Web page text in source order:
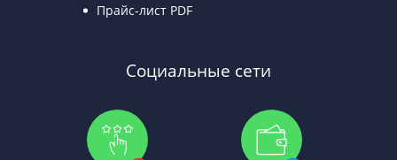
Прайс-лист PDF
Социальные сети